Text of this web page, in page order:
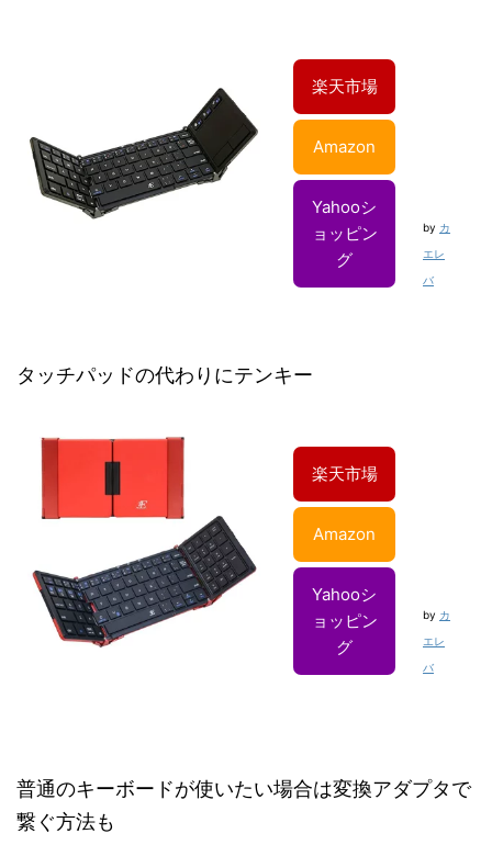
楽天市場
Amazon
Yahooシ
ョッピン
グ
by カ
エレ
バ
タッチパッドの代わりにテンキー
楽天市場
Amazon
Yahooシ
ョッピン
グ
by カ
エレ
バ
普通のキーボードが使いたい場合は変換アダプタで
繋ぐ方法も